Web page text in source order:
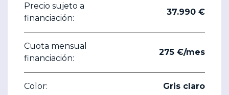
Precio sujeto a
financiación:
37.990 €
Cuota mensual
financiación:
275 €/mes
Color: Gris claro